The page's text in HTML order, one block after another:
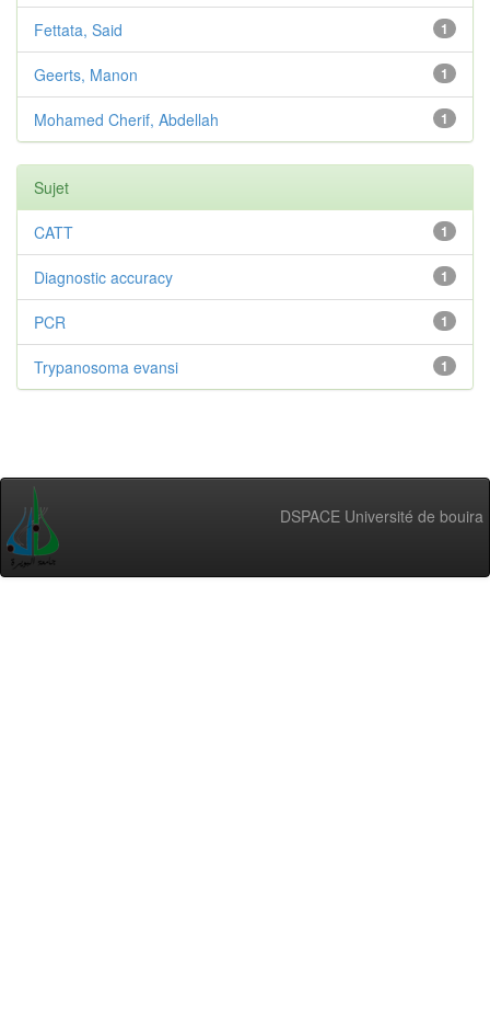
1
Fettata, Said
1
Geerts, Manon
1
Mohamed Cherif, Abdellah
Sujet
1
CATT
1
Diagnostic accuracy
1
PCR
1
Trypanosoma evansi
DSPACE Université de bouira